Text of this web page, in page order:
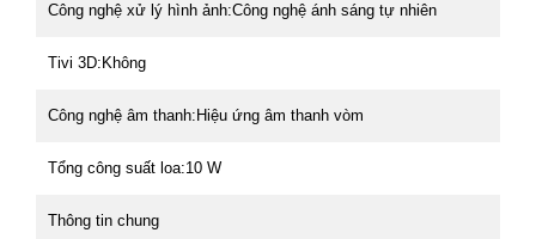
Công nghệ xử lý hình ảnh:Công nghệ ánh sáng tự nhiên
Tivi 3D:Không
Công nghệ âm thanh:Hiệu ứng âm thanh vòm
Tổng công suất loa:10 W
Thông tin chung